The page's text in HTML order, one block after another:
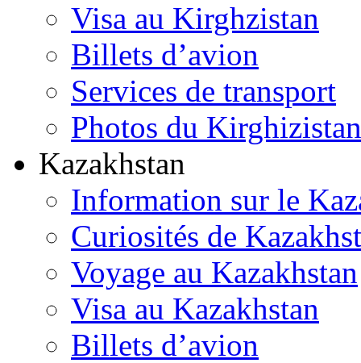
Visa au Kirghzistan
Billets d’avion
Services de transport
Photos du Kirghizistan
Kazakhstan
Information sur le
Curiosités de
Voyage au Kazakhstan
Visa au Kazakhstan
Billets d’avion